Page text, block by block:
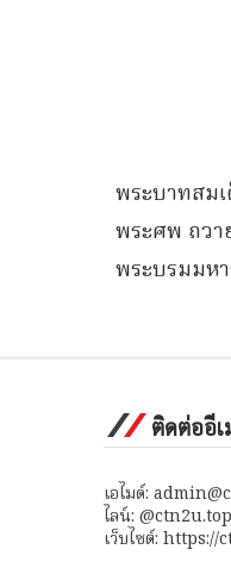
พระบาทสม
พระศพ ถว
พระบรมมห
ติดต่ออีเ
เอไมด์:
ไลน์:
เว็บไซต์: